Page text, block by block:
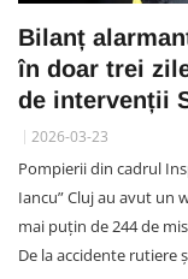
Bilanț
în doar trei
de intervenții
2026-03-23
Pompierii din cadrul
Iancu” Cluj au avut un
mai puțin de 244 de
De la accidente rutiere